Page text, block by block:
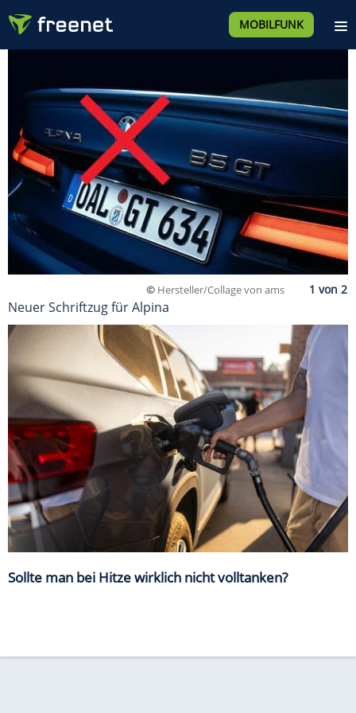
MOBILFUNK
© Hersteller/Collage von ams
Neuer Schriftzug für Alpina
Sollte man bei Hitze wirklich nicht volltanken?